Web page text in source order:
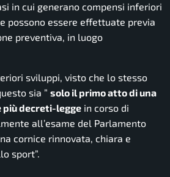
in cui generano compensi inferiori
possono essere effettuate previa
preventiva, in luogo
sviluppi, visto che lo stesso
sia ” solo il primo atto di una
decreti-legge in corso di
all’esame del Parlamento
cornice rinnovata, chiara e
sport”.